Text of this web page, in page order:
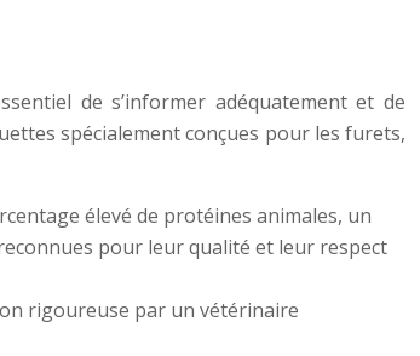
de s’informer adéquatement et de
spécialement conçues pour les furets,
élevé de protéines animales, un
pour leur qualité et leur respect
rigoureuse par un vétérinaire